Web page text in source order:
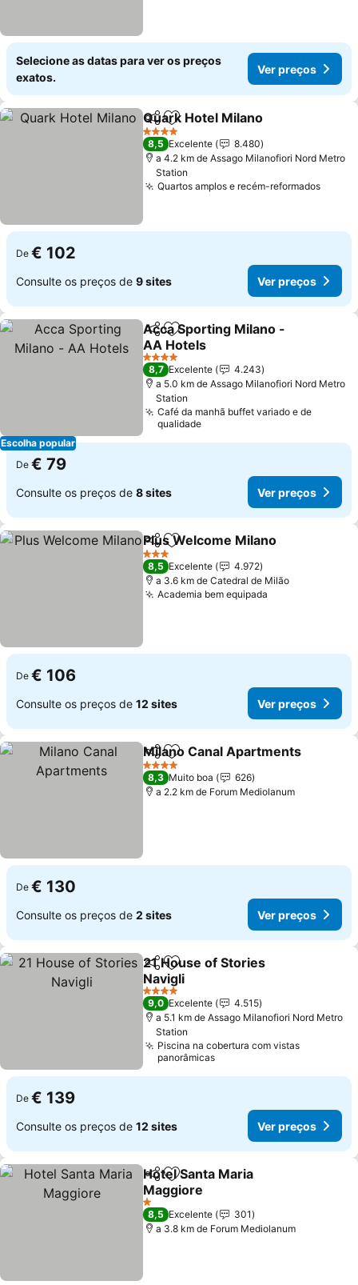
Selecione as datas para ver os preços
exatos.
Ver preços
PartilharAdicionar aos favoritos
Quark Hotel Milano
4 Estrelas
8,5 Excelente
8.480
a 4.2 km de Assago Milanofiori Nord Metro
Station
Quartos amplos e recém-reformados
De € 102
Consulte os preços de 9 sites Ver preços
Escolha popular
PartilharAdicionar aos favoritos
Acca Sporting Milano -
AA Hotels
4 Estrelas
8,7 Excelente
4.243
a 5.0 km de Assago Milanofiori Nord Metro
Station
Café da manhã buffet variado e de
qualidade
De € 79
Consulte os preços de 8 sites Ver preços
PartilharAdicionar aos favoritos
Plus Welcome Milano
3 Estrelas
8,5 Excelente
4.972
a 3.6 km de Catedral de Milão
Academia bem equipada
De € 106
Consulte os preços de 12 sites Ver preços
PartilharAdicionar aos favoritos
Milano Canal Apartments
4 Estrelas
8,3 Muito boa
626
a 2.2 km de Forum Mediolanum
De € 130
Consulte os preços de 2 sites Ver preços
PartilharAdicionar aos favoritos
21 House of Stories
Navigli
4 Estrelas
9,0 Excelente
4.515
a 5.1 km de Assago Milanofiori Nord Metro
Station
Piscina na cobertura com vistas
panorâmicas
De € 139
Consulte os preços de 12 sites Ver preços
PartilharAdicionar aos favoritos
Hotel Santa Maria
Maggiore
1 Estrelas
8,5 Excelente
301
a 3.8 km de Forum Mediolanum